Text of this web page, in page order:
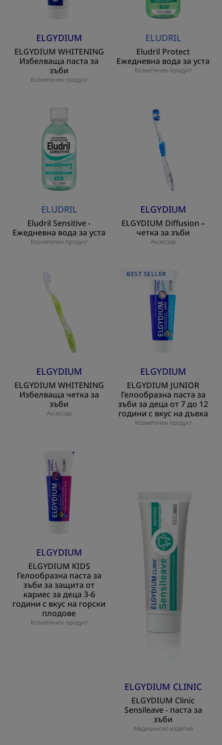
ELGYDIUM
ELGYDIUM WHITENING
Избелваща паста за
зъби
Козметичен продукт
ELUDRIL
Eludril Protect
Ежедневна вода за уста
Козметичен продукт
Eludril
Sensitive
Ежедневна
вода
за
уста
ELUDRIL
Eludril Sensitive -
Ежедневна вода за уста
Козметичен продукт
четка
за
зъби
ELGYDIUM
ELGYDIUM Diffusion –
четка за зъби
Аксесоар
четка
за
зъби
ELGYDIUM
ELGYDIUM WHITENING
Избелваща четка за
зъби
Аксесоар
JUNIOR
Гелообразна
паста
за
зъби
за
7
до
12
години
с
BEST SELLER
ELGYDIUM
ELGYDIUM JUNIOR
Гелообразна паста за
зъби за деца от 7 до 12
години с вкус на дъвка
Козметичен продукт
ELGYDIUM
KIDS
Гелообразна
паста
за
зъби
за
кариес
за
деца
3-
6
години
с
ELGYDIUM
ELGYDIUM KIDS
Гелообразна паста за
зъби за защита от
кариес за деца 3-6
години с вкус на горски
плодове
Козметичен продукт
зъби
ELGYDIUM CLINIC
ELGYDIUM Clinic
Sensileave - паста за
зъби
Медицинско изделие